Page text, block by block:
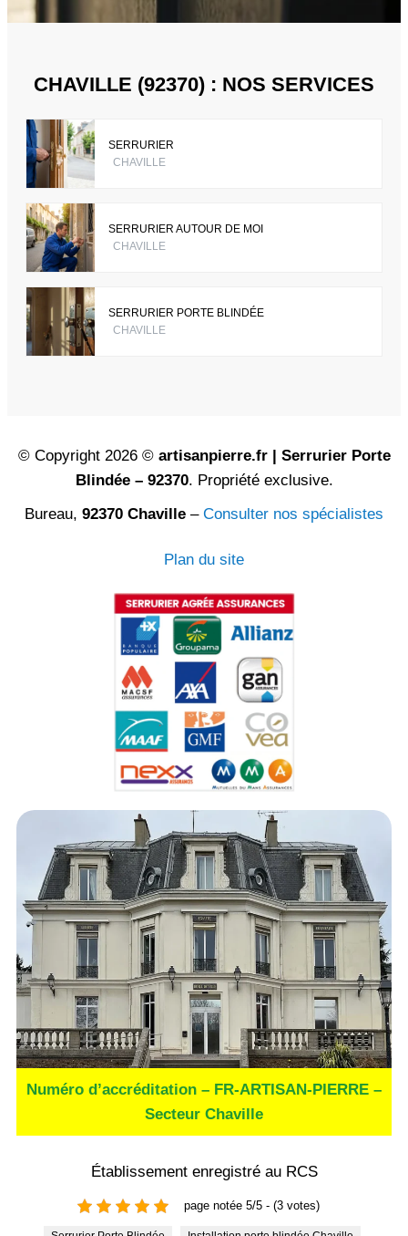
CHAVILLE (92370) : NOS SERVICES
SERRURIER
CHAVILLE
SERRURIER AUTOUR DE MOI
CHAVILLE
SERRURIER PORTE BLINDÉE
CHAVILLE
© Copyright 2026 © artisanpierre.fr | Serrurier Porte
Blindée – 92370. Propriété exclusive.
Bureau, 92370 Chaville – Consulter nos spécialistes
Plan du site
Numéro d’accréditation – FR-ARTISAN-PIERRE –
Secteur Chaville
Établissement enregistré au RCS
page notée 5/5 - (3 votes)